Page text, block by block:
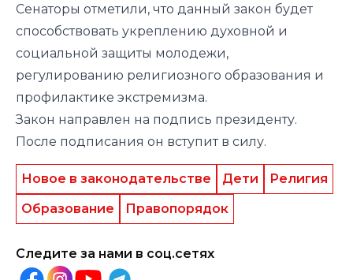
Сенаторы отметили, что данный закон будет
способствовать укреплению духовной и
социальной защиты молодежи,
регулированию религиозного образования и
профилактике экстремизма.
Закон направлен на подпись президенту.
После подписания он вступит в силу.
Новое в законодательстве Дети
Религия
Образование
Правопорядок
Следите за нами в соц.сетях